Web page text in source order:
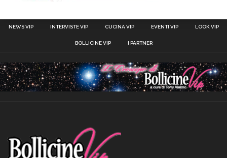
NEWS VIP INTERVISTE VIP CUCINA VIP EVENTI VIP LOOK VIP
BOLLICINE VIP I PARTNER